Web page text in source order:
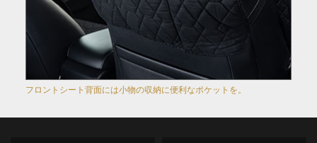
フロントシート背面には小物の収納に便利なポケットを。